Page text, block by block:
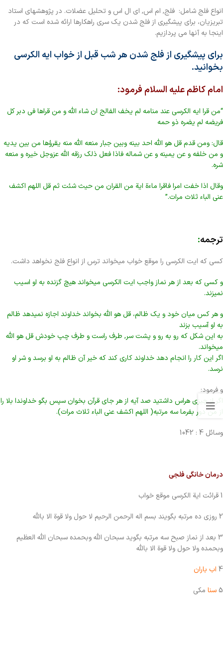
انواع فلج شامل: فلج, ام اس, ای ال اس و تحلیل عضلات. در پژوهشهای استاد
تبریزیان، برای پیشگیری از فلج شدن یک سری راهکارها ارائه شده است که در
اینجا به آنها می پردازیم.
برای پیشگیری از فلج شدن هر شب قبل از خواب ایه الکرسی
بخوانید.
امام کاظم علیه السلام فرمود:
“من قرا ایه الکرسی عند منامه لم یخف الفالج ان شاء الله و من قراها فی دبر کل
فریضه لم یضره ذو حمه
قال: ومن قدم قل هو الله احد بینه وبین جبار منعه الله منه یقرؤها من بين يديه
و من خلفه و عن يمينه و عن شماله فاذا فعل ذلك رزقه الله عزوجل خيره و منعه
شره.
وقال اذا خفت امرا فاقرا ماءة اية من القران من حيث شئت ثم قل اللهم اکشف
عنی الباء ثلاث مرات.”
ترجمه:
کسی که ایت الکرسی را موقع خواب میخواند ترس از انواع فلج نخواهد داشت.
و کسی که بعد از هر نماز واجب ایت الکرسی میخواند هیچ گزنده به او اسیب
نمیزند.
و هر کس میان خود و یک ظالم، قل هو الله بخواند خداوند اجازه نمیدهد ظالم
به او آسیب بزند
به این شکل که رو به رو و پشت سر, طرف راست و طرف چپ خودش قل هو الله
میخواند.
اگر این کار را انجام دهد خداوند کاری کند که خیر آن ظالم به او برسد و شر او
نرسد.
و فرمود:
اگر از چیزی هراس داشتید صد آیه از هر جای قرآن بخوان سپس بگو خداوندا بلا را
از من دور بفرما سه مرتبه( اللهم اکشف عنی الباء ثلاث مرات).
وسائل 4 : 1042
درمان خانگی فلجی
1 قرائت ایة الكرسى موقع خواب
2 روزی ده مرتبه بگویند بسم اله الرحمن الرحیم لا حول ولا قوة الا بالله
3 بعد از نماز صبح سه مرتبه بگوید سبحان الله وبحمده سبحان الله العظیم
وبحمده ولا حول ولا قوة الا بالله
4 اب باران
5سنا مكى